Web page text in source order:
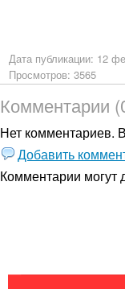
Дата публикации: 12
Просмотров: 3565
Комментарии
Нет комментариев.
Добавить
Комментарии могут